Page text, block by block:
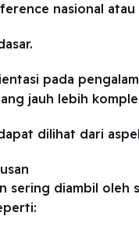
nasional
pada
jauh lebih
dilihat dari
sering diambil